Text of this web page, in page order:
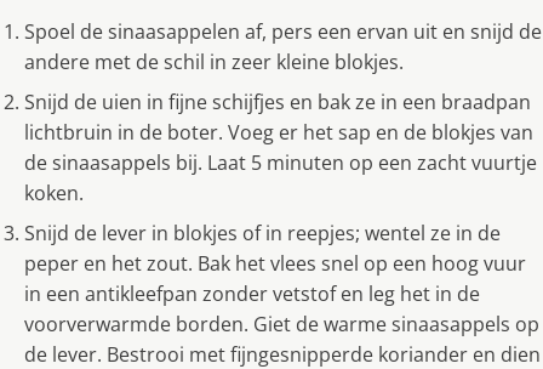
Spoel de sinaasappelen af, pers een ervan uit en snijd de
andere met de schil in zeer kleine blokjes.
Snijd de uien in fijne schijfjes en bak ze in een braadpan
lichtbruin in de boter. Voeg er het sap en de blokjes van
de sinaasappels bij. Laat 5 minuten op een zacht vuurtje
koken.
Snijd de lever in blokjes of in reepjes; wentel ze in de
peper en het zout. Bak het vlees snel op een hoog vuur
in een antikleefpan zonder vetstof en leg het in de
voorverwarmde borden. Giet de warme sinaasappels op
de lever. Bestrooi met fijngesnipperde koriander en dien